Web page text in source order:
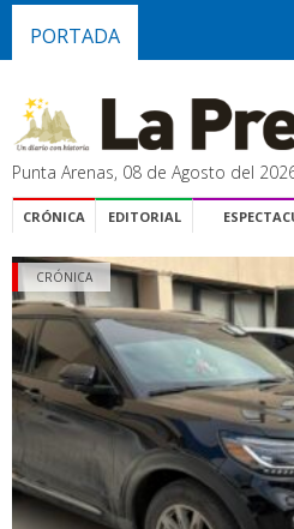
PORTADA
Punta Arenas, 08 de Agosto del
CRÓNICA EDITORIAL
CRÓNICA